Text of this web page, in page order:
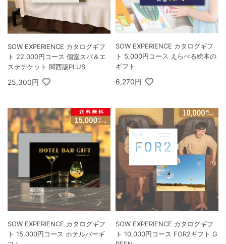
SOW EXPERIENCE カタログギフ
ト 22,000円コース 個室スパ＆エ
ステチケット 関西版PLUS
25,300円
SOW EXPERIENCE カタログギフ
ト 5,000円コース えらべる絵本の
ギフト
6,270円
SOW EXPERIENCE カタログギフ
ト 15,000円コース ホテルバーギ
SOW EXPERIENCE カタログギフ
ト 10,000円コース FOR2ギフト G